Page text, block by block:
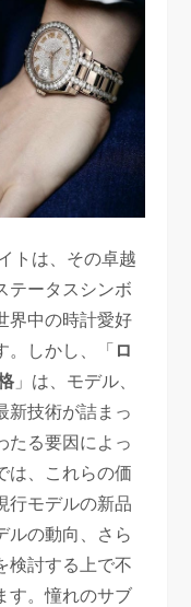
トは、その卓越
テータスシンボ
界中の時計愛好
。しかし、「 ロ
」は、モデル、
新技術が詰まっ
たる要因によっ
は、これらの価
行モデルの新品
ルの動向、さら
検討する上で不
す。憧れのサブ